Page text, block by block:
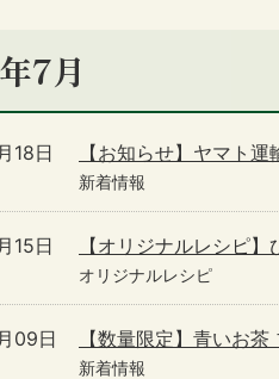
7月
【お知らせ】ヤマト
18日
新着情報
【オリジナルレシピ
15日
オリジナルレシピ
【数量限定】青いお
09日
新着情報